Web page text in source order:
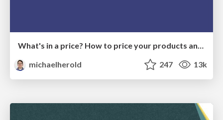
What's in a price? How to price your products and services
michaelherold
247 13k